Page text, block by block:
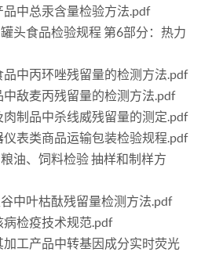
中总汞含量检验方法.pdf
头食品检验规程 第6部分：热力
品中丙环唑残留量的检测方法.pdf
中敌麦丙残留量的检测方法.pdf
肉制品中杀线威残留量的测定.pdf
仪表类商品运输包装检验规程.pdf
油、饲料检验 抽样和制样方
中叶枯酞残留量检测方法.pdf
病检疫技术规范.pdf
加工产品中转基因成分实时荧光